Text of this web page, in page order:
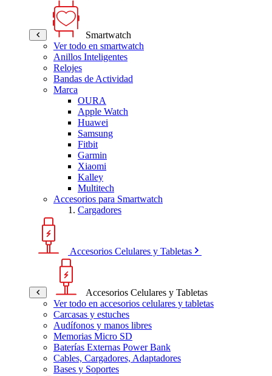
Smartwatch
Ver todo en smartwatch
Anillos Inteligentes
Relojes
Bandas de Actividad
Marca
OURA
Apple Watch
Huawei
Samsung
Fitbit
Garmin
Xiaomi
Kalley
Multitech
Accesorios para Smartwatch
Cargadores
Accesorios Celulares y Tabletas
Accesorios Celulares y Tabletas
Ver todo en accesorios celulares y tabletas
Carcasas y estuches
Audífonos y manos libres
Memorias Micro SD
Baterías Externas Power Bank
Cables, Cargadores, Adaptadores
Bases y Soportes